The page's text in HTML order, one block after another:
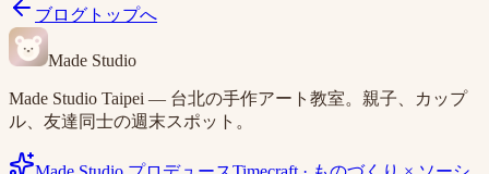
ブログトップへ
Made Studio
Made Studio Taipei — 台北の手作アート教室。親子、カップ
ル、友達同士の週末スポット。